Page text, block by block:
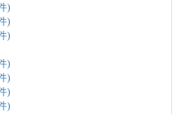
)
)
)
)
)
)
)